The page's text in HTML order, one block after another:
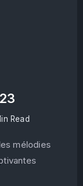
Read
mélodies